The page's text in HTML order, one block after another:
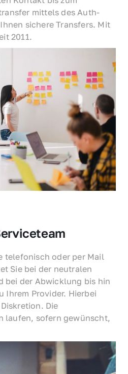
mittels des Auth-
sichere Transfers. Mit
2011.
telefonisch oder per Mail
Sie bei der neutralen
bei der Abwicklung bis hin
Ihrem Provider. Hierbei
Die
laufen, sofern gewünscht,